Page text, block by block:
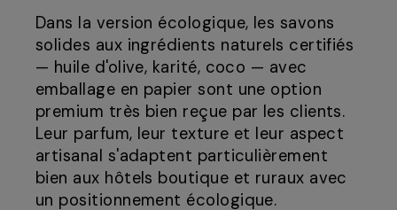
Dans la version écologique, les savons
solides aux ingrédients naturels certifiés
— huile d'olive, karité, coco — avec
emballage en papier sont une option
premium très bien reçue par les clients.
Leur parfum, leur texture et leur aspect
artisanal s'adaptent particulièrement
bien aux hôtels boutique et ruraux avec
un positionnement écologique.